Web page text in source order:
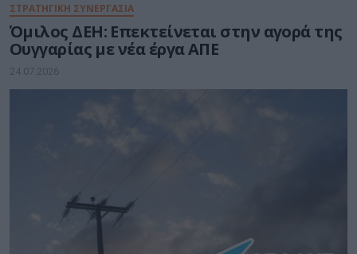
ΣΤΡΑΤΗΓΙΚΗ ΣΥΝΕΡΓΑΣΙΑ
Όμιλος ΔΕΗ: Επεκτείνεται στην αγορά της
Ουγγαρίας με νέα έργα ΑΠΕ
24.07.2026